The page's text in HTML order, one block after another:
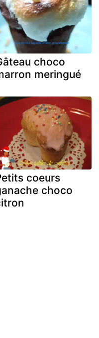
choco
meringué
coeurs
choco